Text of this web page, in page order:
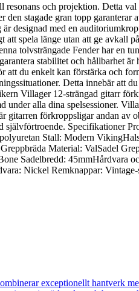
och projektion. Detta val
stagade gran topp
designad med en
spela länge utan att ge avkall
tolvsträngade Fender har en
stabilitet och hållbarhet
du enkelt kan förstärka och
Detta innebär att
Villager 12-strängad gitarr
alla dina spelsessioner.
gitarren förkroppsligar andan av
självförtroende. Specifikationer
Stall: Modern
Material: ValSadel
Sadelbredd: 45mmHårdvara
Nickel Remknappar: